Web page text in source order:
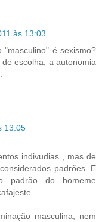
às 13:03
"masculino" é sexismo?
escolha, a autonomia
13:05
indivudias , mas de
padrões. E
padrão do homeme
masculina, nem